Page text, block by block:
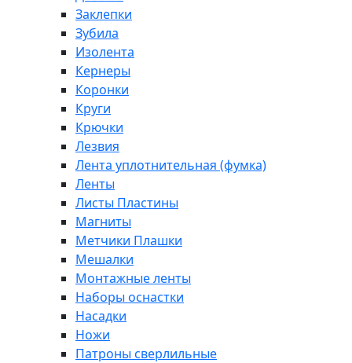
Заклепки
Зубила
Изолента
Кернеры
Коронки
Круги
Крючки
Лезвия
Лента уплотнительная (фумка)
Ленты
Листы Пластины
Магниты
Метчики Плашки
Мешалки
Монтажные ленты
Наборы оснастки
Насадки
Ножи
Патроны сверлильные